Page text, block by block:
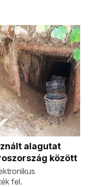
alagutat
között
fel.